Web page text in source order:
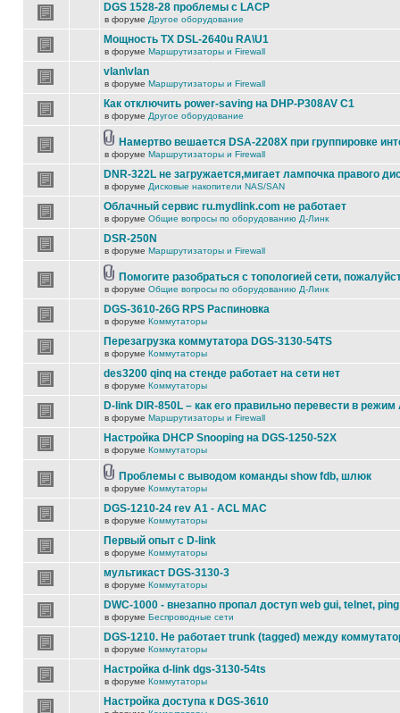
DGS 1528-28 проблемы с LACP
в форуме Другое оборудование
Мощность TX DSL-2640u RA\U1
в форуме Маршрутизаторы и Firewall
vlan\vlan
в форуме Маршрутизаторы и Firewall
Как отключить power-saving на DHP-P308AV C1
в форуме Другое оборудование
Намертво вешается DSA-2208X при группировке
в форуме Маршрутизаторы и Firewall
DNR-322L не загружается,мигает лампочка правого
в форуме Дисковые накопители NAS/SAN
Облачный сервис ru.mydlink.com не работает
в форуме Общие вопросы по оборудованию Д-Линк
DSR-250N
в форуме Маршрутизаторы и Firewall
Помогите разобраться с топологией сети,
в форуме Общие вопросы по оборудованию Д-Линк
DGS-3610-26G RPS Распиновка
в форуме Коммутаторы
Перезагрузка коммутатора DGS-3130-54TS
в форуме Коммутаторы
des3200 qinq на стенде работает на сети нет
в форуме Коммутаторы
D-link DIR-850L – как его правильно перевести в режим
в форуме Маршрутизаторы и Firewall
Настройка DHCP Snooping на DGS-1250-52X
в форуме Коммутаторы
Проблемы с выводом команды show fdb, шлюк
в форуме Коммутаторы
DGS-1210-24 rev A1 - ACL MAC
в форуме Коммутаторы
Первый опыт с D-link
в форуме Коммутаторы
мультикаст DGS-3130-3
в форуме Коммутаторы
DWC-1000 - внезапно пропал доступ web gui, telnet, ping
в форуме Беспроводные сети
DGS-1210. Не работает trunk (tagged) между
в форуме Коммутаторы
Настройка d-link dgs-3130-54ts
в форуме Коммутаторы
Настройка доступа к DGS-3610